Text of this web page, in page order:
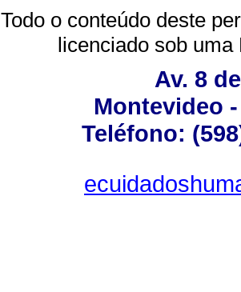
Todo o conteúdo deste
licenciado sob uma
Av. 8
Montevideo
Teléfono: